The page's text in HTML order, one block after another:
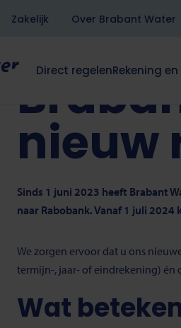
Direct regelen
Dit
deze
subnavigatie
open
of
Rekening
Dit
deze
open
of
Zakelijk Over Brabant Water
Kruimelpad
Home
nieuw
Sinds 1 juni 2023 heeft Brabant
naar Rabobank. Vanaf 1 juli
We zorgen ervoor dat u ons
termijn-, jaar- of eindrekening) én
Wat